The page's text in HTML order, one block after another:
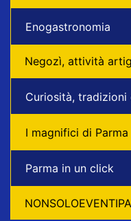
Enogastronomia
Negozì, attività
Curiosità, tradizioni
I magnifici di Parma
Parma in un click